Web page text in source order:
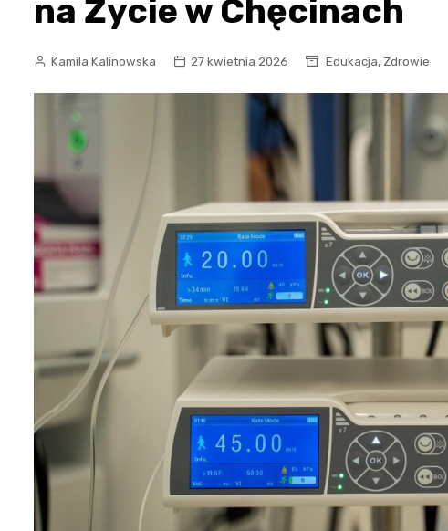
na Życie w Chęcinach
Kamila Kalinowska 27 kwietnia 2026 Edukacja, Zdrowie